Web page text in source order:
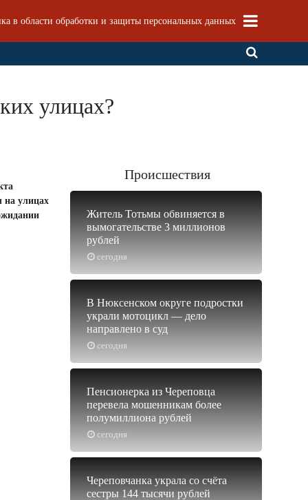
в области обработки и защиты персональных данных
улицах?
улицах
Происшествия
сегодня
Житель Тотьмы обвиняется в
вымогательстве 3 миллионов
рублей
сегодня
В Нюксенском округе подростки
украли мотоцикл — дело
направлено в суд
сегодня
Пенсионерка из Череповца
перевела мошенникам более
полумиллиона рублей
Череповчанка украла со счёта
сестры 144 тысячи рублей